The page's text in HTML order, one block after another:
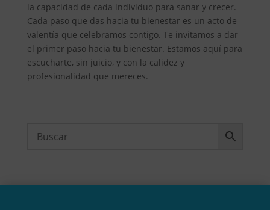
la capacidad de cada individuo para sanar y crecer.
Cada paso que das hacia tu bienestar es un acto de
valentía que celebramos contigo. Te invitamos a dar
el primer paso hacia tu bienestar. Estamos aquí para
escucharte, sin juicio, y con la calidez y
profesionalidad que mereces.